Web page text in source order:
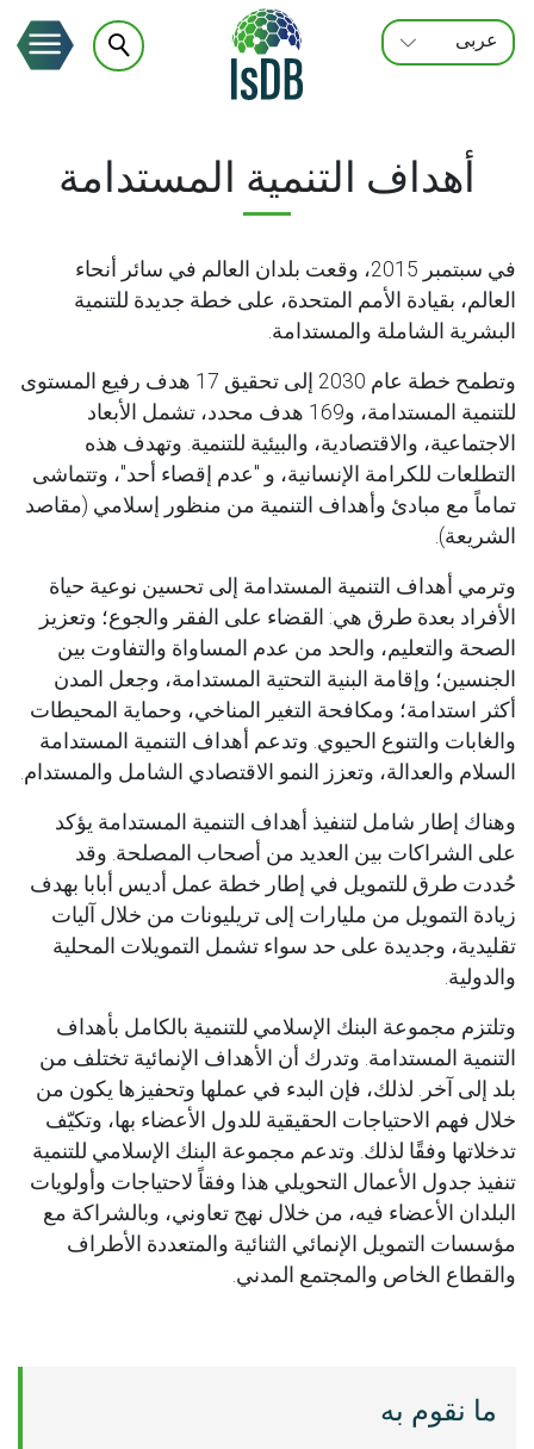
عربى
ENGLISH
FRANÇAIS
أهداف التنمية المستدامة
في سبتمبر 2015، وقعت بلدان العالم في سائر أنحاء
العالم، بقيادة الأمم المتحدة، على خطة جديدة للتنمية
البشرية الشاملة والمستدامة.
وتطمح خطة عام 2030 إلى تحقيق 17 هدف رفيع المستوى
للتنمية المستدامة، و169 هدف محدد، تشمل الأبعاد
الاجتماعية، والاقتصادية، والبيئية للتنمية. وتهدف هذه
التطلعات للكرامة الإنسانية، و "عدم إقصاء أحد"، وتتماشى
تماماً مع مبادئ وأهداف التنمية من منظور إسلامي (مقاصد
الشريعة).
وترمي أهداف التنمية المستدامة إلى تحسين نوعية حياة
الأفراد بعدة طرق هي: القضاء على الفقر والجوع؛ وتعزيز
الصحة والتعليم، والحد من عدم المساواة والتفاوت بين
الجنسين؛ وإقامة البنية التحتية المستدامة، وجعل المدن
أكثر استدامة؛ ومكافحة التغير المناخي، وحماية المحيطات
والغابات والتنوع الحيوي. وتدعم أهداف التنمية المستدامة
السلام والعدالة، وتعزز النمو الاقتصادي الشامل والمستدام.
وهناك إطار شامل لتنفيذ أهداف التنمية المستدامة يؤكد
على الشراكات بين العديد من أصحاب المصلحة. وقد
حُددت طرق للتمويل في إطار خطة عمل أديس أبابا بهدف
زيادة التمويل من مليارات إلى تريليونات من خلال آليات
تقليدية، وجديدة على حد سواء تشمل التمويلات المحلية
والدولية.
وتلتزم مجموعة البنك الإسلامي للتنمية بالكامل بأهداف
التنمية المستدامة. وتدرك أن الأهداف الإنمائية تختلف من
بلد إلى آخر. لذلك، فإن البدء في عملها وتحفيزها يكون من
خلال فهم الاحتياجات الحقيقية للدول الأعضاء بها، وتكيّف
تدخلاتها وفقًا لذلك. وتدعم مجموعة البنك الإسلامي للتنمية
تنفيذ جدول الأعمال التحويلي هذا وفقاً لاحتياجات وأولويات
البلدان الأعضاء فيه، من خلال نهج تعاوني، وبالشراكة مع
مؤسسات التمويل الإنمائي الثنائية والمتعددة الأطراف
والقطاع الخاص والمجتمع المدني.
ما نقوم به